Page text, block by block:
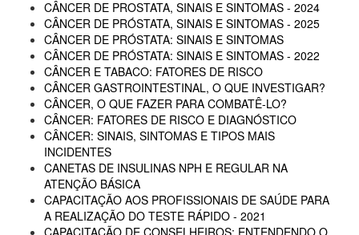
CÂNCER DE PROSTATA, SINAIS E SINTOMAS - 2024
CÂNCER DE PRÓSTATA, SINAIS E SINTOMAS - 2025
CÂNCER DE PRÓSTATA: SINAIS E SINTOMAS
CÂNCER DE PRÓSTATA: SINAIS E SINTOMAS - 2022
CÂNCER E TABACO: FATORES DE RISCO
CÂNCER GASTROINTESTINAL, O QUE INVESTIGAR?
CÂNCER, O QUE FAZER PARA COMBATÊ-LO?
CÂNCER: FATORES DE RISCO E DIAGNÓSTICO
CÂNCER: SINAIS, SINTOMAS E TIPOS MAIS
INCIDENTES
CANETAS DE INSULINAS NPH E REGULAR NA
ATENÇÃO BÁSICA
CAPACITAÇÃO AOS PROFISSIONAIS DE SAÚDE PARA
A REALIZAÇÃO DO TESTE RÁPIDO - 2021
CAPACITAÇÃO DE CONSELHEIROS: ENTENDENDO O